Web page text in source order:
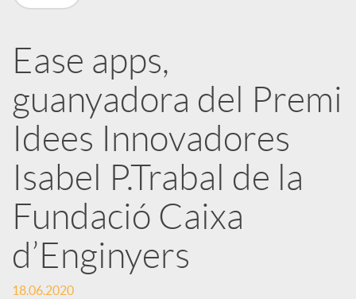
a
r
x
e
s
S
Ease apps,
guanyadora del Premi
Idees Innovadores
Isabel P.Trabal de la
Fundació Caixa
d’Enginyers
18.06.2020